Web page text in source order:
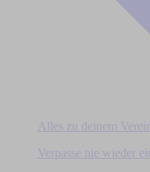
Alles zu deinem Verein
Verpasse nie wieder